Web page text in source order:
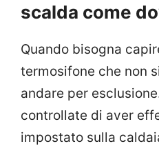
scalda come
Quando bisogna
termosifone che non
andare per
controllate di aver
impostato sulla